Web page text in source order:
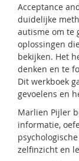
Acceptance
duidelijke
autisme om te
oplossingen
bekijken. Het
denken en te
Dit werkboek
gevoelens en
Marlien Pijler
informatie,
zelfinzicht en